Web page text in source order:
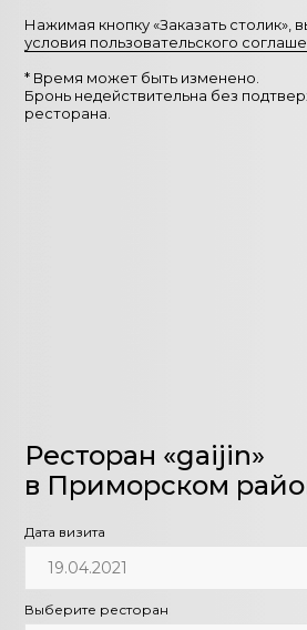
Нажимая кнопку «Заказать столик»,
условия пользовательского
* Время может быть изменено.
Бронь недействительна без
ресторана.
Ресторан «gaijin»
в Приморском
Дата визита
Выберите ресторан